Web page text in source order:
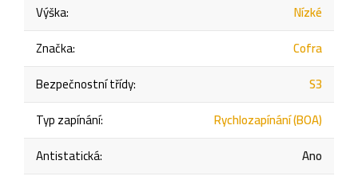
Výška:
Nízké
Značka:
Cofra
Bezpečnostní třídy:
S3
Typ zapínání:
Rychlozapínání (BOA)
Antistatická:
Ano